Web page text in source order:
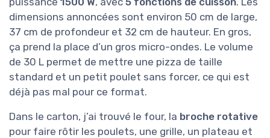
dimensions annoncées sont environ 50 cm de large,
37 cm de profondeur et 32 cm de hauteur. En gros,
ça prend la place d’un gros micro-ondes. Le volume
de 30 L permet de mettre une pizza de taille
standard et un petit poulet sans forcer, ce qui est
déjà pas mal pour ce format.
Dans le carton, j’ai trouvé le four, la broche rotative
pour faire rôtir les poulets, une grille, un plateau et